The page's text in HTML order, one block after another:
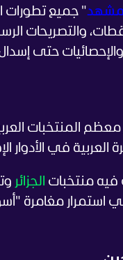
" جميع تطورات
والتصريحات
والإحصائيات حتى
المنتخبات
العربية في الأدوار
منتخبات الجزائر
في استمرار مغامرة